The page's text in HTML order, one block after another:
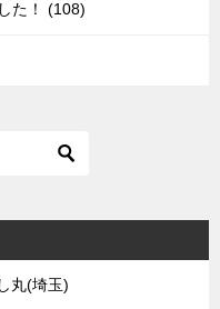
た！ (108)
丸(埼玉)